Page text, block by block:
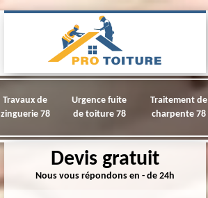
Travaux de
zinguerie 78
Urgence fuite
de toiture 78
Traitement de
charpente 78
Devis gratuit
Nous vous répondons en - de 24h